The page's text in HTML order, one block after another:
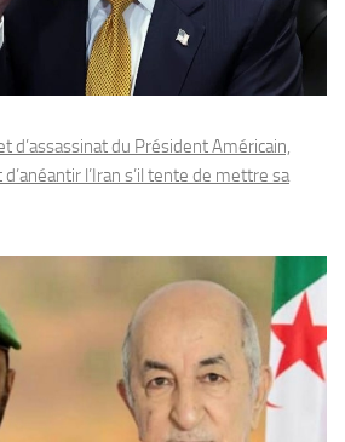
d’assassinat du Président Américain,
l’Iran s’il tente de mettre sa